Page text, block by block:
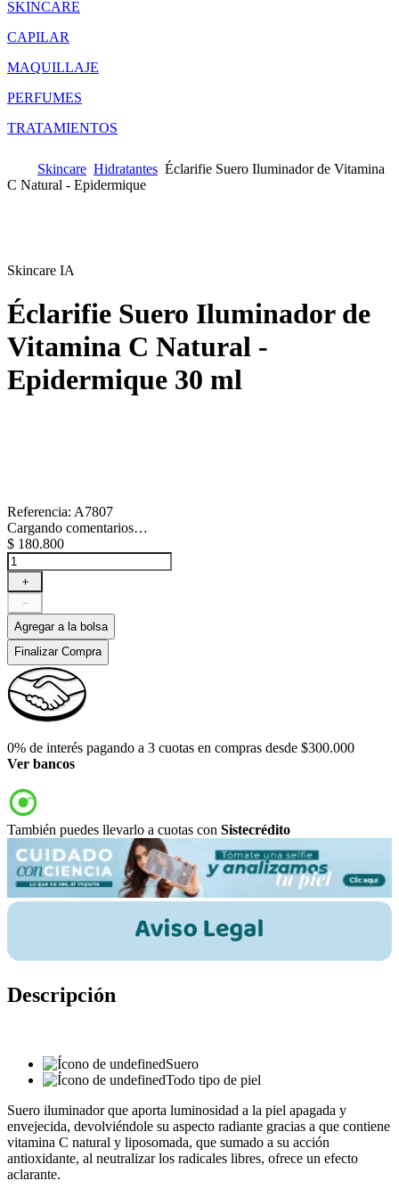
SKINCARE
CAPILAR
MAQUILLAJE
PERFUMES
TRATAMIENTOS
Skincare Hidratantes Éclarifie Suero Iluminador de Vitamina
C Natural - Epidermique
Skincare IA
Éclarifie Suero Iluminador de
Vitamina C Natural -
Epidermique 30 ml
Referencia: A7807
Cargando comentarios…
$ 180.800
＋
－
Agregar a la bolsa
Finalizar Compra
0% de interés pagando a 3 cuotas en compras desde $300.000
Ver bancos
También puedes llevarlo a cuotas con Sistecrédito
Descripción
Suero
Todo tipo de piel
Suero iluminador que aporta luminosidad a la piel apagada y
envejecida, devolviéndole su aspecto radiante gracias a que contiene
vitamina C natural y liposomada, que sumado a su acción
antioxidante, al neutralizar los radicales libres, ofrece un efecto
aclarante.